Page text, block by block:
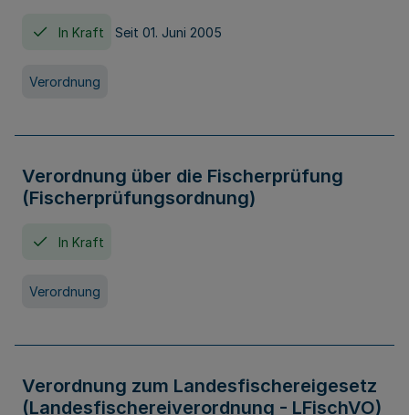
In Kraft Seit 01. Juni 2005
Verordnung
Verordnung über die Fischerprüfung
(Fischerprüfungsordnung)
In Kraft
Verordnung
Verordnung zum Landesfischereigesetz
(Landesfischereiverordnung - LFischVO)